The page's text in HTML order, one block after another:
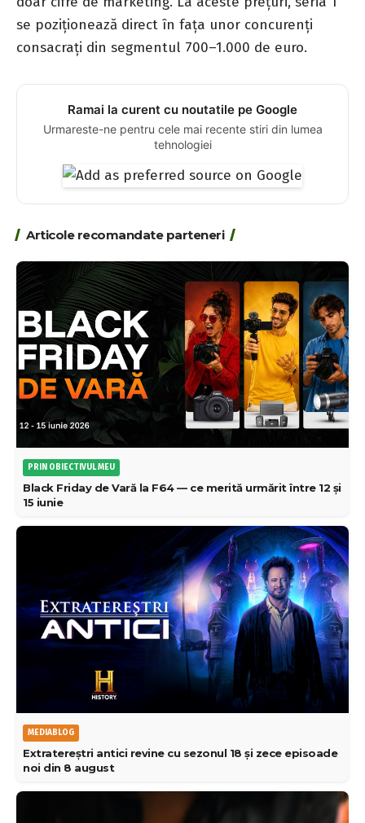
se poziționează direct în fața unor concurenți
consacrați din segmentul 700–1.000 de euro.
Ramai la curent cu noutatile pe Google
Urmareste-ne pentru cele mai recente stiri din lumea
tehnologiei
Articole recomandate parteneri
PRIN OBIECTIVUL MEU
Black Friday de Vară la F64 — ce merită urmărit între 12 și
15 iunie
MEDIABLOG
Extratereștri antici revine cu sezonul 18 și zece episoade
noi din 8 august